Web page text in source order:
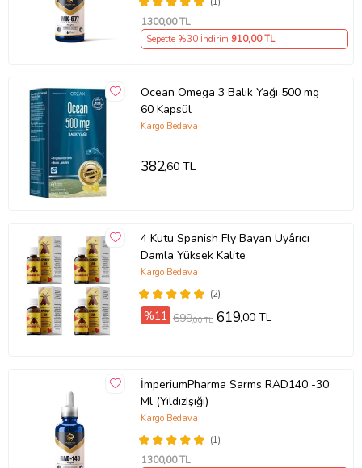
1300,00 TL
Sepette %30 İndirim 910,00 TL
Ocean Omega 3 Balık Yağı 500 mg
60 Kapsül
Kargo Bedava
382,60 TL
4 Kutu Spanish Fly Bayan Uyârıcı
Damla Yüksek Kalite
(2)
Kargo Bedava
%11 699,00 TL 619,00 TL
İmperiumPharma Sarms RAD140 -30
Ml (YıldızIşığı)
(1)
Kargo Bedava
1300,00 TL